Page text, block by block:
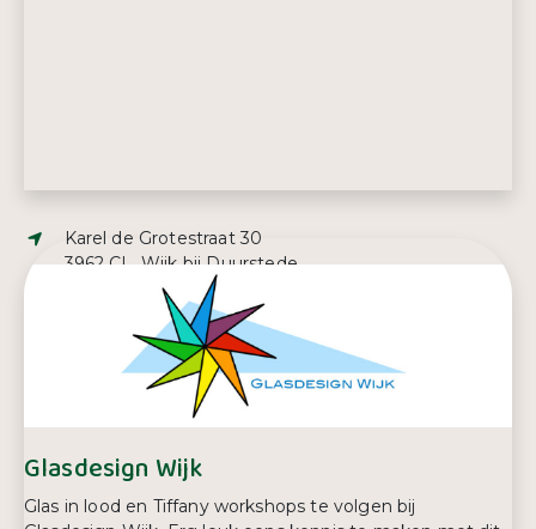
Adres:
Karel de Grotestraat 30
3962 CL, Wijk bij Duurstede
E-mailadres:
info@wijkbijduurstede.nl
Telefoonnummer:
0343 59 55 95
Glasdesign Wijk
Glas in lood en Tiffany workshops te volgen bij